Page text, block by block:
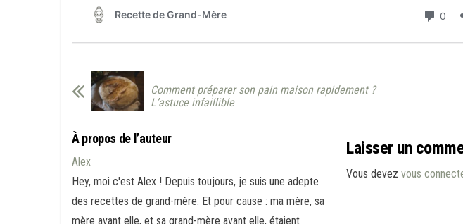
Comment préparer son pain maison rapidement ?
L’astuce infaillible
À propos de l’auteur
Alex
Hey, moi c'est Alex ! Depuis toujours, je suis une adepte
des recettes de grand-mère. Et pour cause : ma mère, sa
mère avant elle, et sa grand-mère avant elle, étaient
Laisser un
Vous devez vous